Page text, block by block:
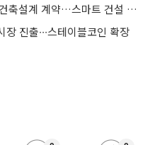
자연과환경, 당진공장 증축 건축설계 계약…스마트 건설 시장 공략 가속화
진출∙∙∙스테이블코인 확장